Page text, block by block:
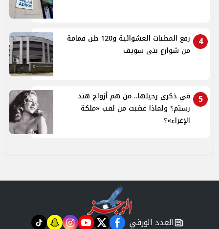
4
رفع المطبات العشوائية و120 طن قمامة
من شوارع بنى سويف
5
في ذكرى رحيلها.. من هم أزواج هند
رستم؟ ولماذا غضبت من لقب «ملكة
الإغراء»؟
العدد الورقي